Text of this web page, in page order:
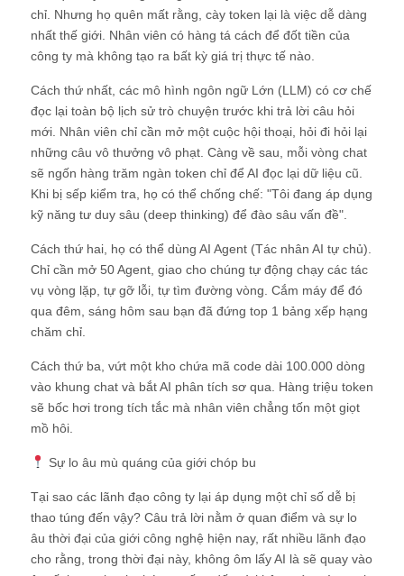
chỉ. Nhưng họ quên mất rằng, cày token lại là việc dễ dàng
nhất thế giới. Nhân viên có hàng tá cách để đốt tiền của
công ty mà không tạo ra bất kỳ giá trị thực tế nào.
Cách thứ nhất, các mô hình ngôn ngữ Lớn (LLM) có cơ chế
đọc lại toàn bộ lịch sử trò chuyện trước khi trả lời câu hỏi
mới. Nhân viên chỉ cần mở một cuộc hội thoại, hỏi đi hỏi lại
những câu vô thưởng vô phạt. Càng về sau, mỗi vòng chat
sẽ ngốn hàng trăm ngàn token chỉ để AI đọc lại dữ liệu cũ.
Khi bị sếp kiểm tra, họ có thể chống chế: "Tôi đang áp dụng
kỹ năng tư duy sâu (deep thinking) để đào sâu vấn đề".
Cách thứ hai, họ có thể dùng AI Agent (Tác nhân AI tự chủ).
Chỉ cần mở 50 Agent, giao cho chúng tự động chạy các tác
vụ vòng lặp, tự gỡ lỗi, tự tìm đường vòng. Cắm máy để đó
qua đêm, sáng hôm sau bạn đã đứng top 1 bảng xếp hạng
chăm chỉ.
Cách thứ ba, vứt một kho chứa mã code dài 100.000 dòng
vào khung chat và bắt AI phân tích sơ qua. Hàng triệu token
sẽ bốc hơi trong tích tắc mà nhân viên chẳng tốn một giọt
mồ hôi.
Sự lo âu mù quáng của giới chóp bu
Tại sao các lãnh đạo công ty lại áp dụng một chỉ số dễ bị
thao túng đến vậy? Câu trả lời nằm ở quan điểm và sự lo
âu thời đại của giới công nghệ hiện nay, rất nhiều lãnh đạo
cho rằng, trong thời đại này, không ôm lấy AI là sẽ quay vào